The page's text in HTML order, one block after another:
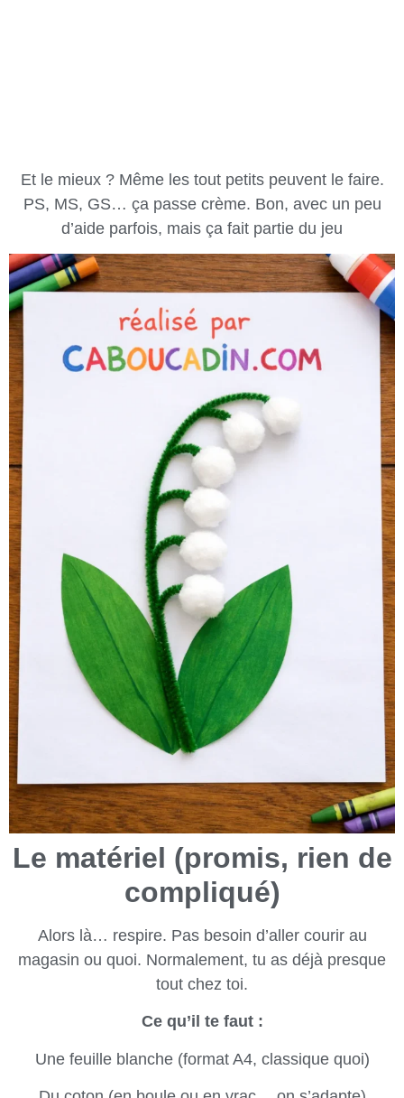
Et le mieux ? Même les tout petits peuvent le faire.
PS, MS, GS… ça passe crème. Bon, avec un peu
d’aide parfois, mais ça fait partie du jeu
Le matériel (promis, rien de
compliqué)
Alors là… respire. Pas besoin d’aller courir au
magasin ou quoi. Normalement, tu as déjà presque
tout chez toi.
Ce qu’il te faut :
Une feuille blanche (format A4, classique quoi)